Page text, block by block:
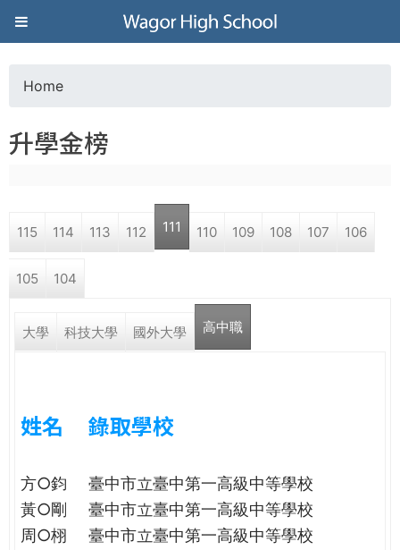
Jump to navigation
葳
格
高
學
o
a
r
e
e
e
Home
升學金榜
115 114 113 112 111 110 109 108 107 106
105 104
大學 科技大學 國外大學 高中職
姓名 錄取學校
方○鈞
臺中市立臺中第一高級中等學校
黃○剛
臺中市立臺中第一高級中等學校
周○栩
臺中市立臺中第一高級中等學校